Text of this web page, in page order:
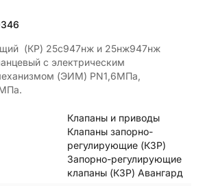
(КР) 25с947нж и 25нж947нж
с электрическим
(ЭИМ) PN1,6МПа,
Клапаны и приводы
Клапаны запорно-
регулирующие (КЗР)
Запорно-регулирующие
клапаны (КЗР) Авангард